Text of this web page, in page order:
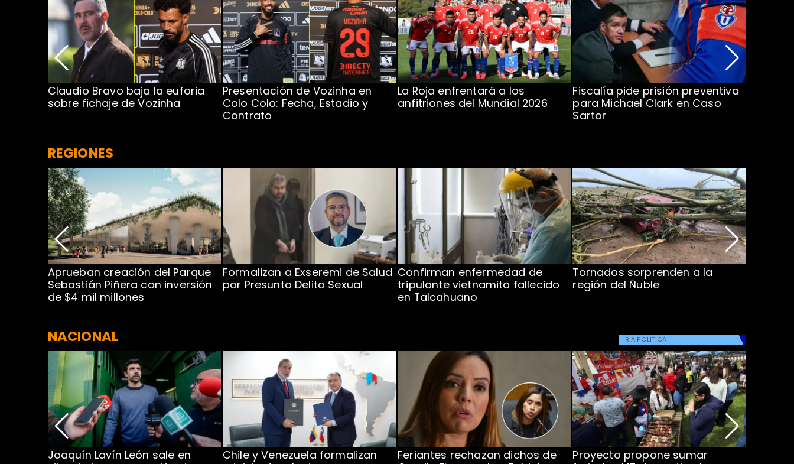
Claudio Bravo baja la euforia
sobre fichaje de Vozinha
Presentación de Vozinha en
Colo Colo: Fecha, Estadio y
Contrato
La Roja enfrentará a los
anfitriones del Mundial 2026
Fiscalía pide prisión preventiva
para Michael Clark en Caso
Sartor
REGIONES
Aprueban creación del Parque
Sebastián Piñera con inversión
de $4 mil millones
Formalizan a Exseremi de Salud
por Presunto Delito Sexual
Confirman enfermedad de
tripulante vietnamita fallecido
en Talcahuano
Tornados sorprenden a la
región del Ñuble
NACIONAL IR A POLÍTICA
Joaquín Lavín León sale en
Chile y Venezuela formalizan
Feriantes rechazan dichos de
Proyecto propone sumar